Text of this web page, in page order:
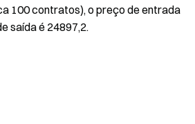
100 contratos), o preço de entrada
saída é 24897,2.